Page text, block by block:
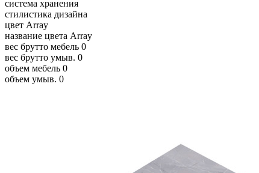
система хранения
стилистика дизайна
цвет Array
название цвета Array
вес брутто мебель 0
вес брутто умыв. 0
объем мебель 0
объем умыв. 0